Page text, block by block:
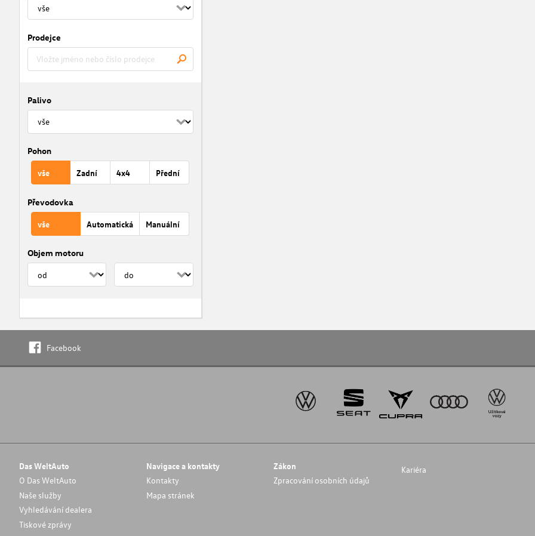
Prodejce
Palivo
Pohon
vše Zadní 4x4 Přední
Převodovka
vše Automatická Manuální
Objem motoru
Facebook
Das WeltAuto
O Das WeltAuto
Naše služby
Vyhledávání dealera
Tiskové zprávy
Navigace a kontakty
Kontakty
Mapa stránek
Zákon
Zpracování osobních údajů
Kariéra